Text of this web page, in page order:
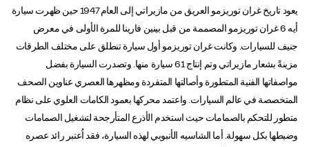
يعود تاريخ غران توريزمو العريق من مازيراتي إلى العام 1947 حين ظهرت سيارة
أيه 6 غران توريزمو المصممة من قبل بينين فارينا للمرة الأولى في معرض
جنيف للسيارات. وكانت غران توريزمو أول سيارة تنطلق على مختلف الطرقات
مزينةً بشعار مازيراتي وتم إنتاج 61 سيارة منها. وتصدرت السيارة بفضل
مواصفاتها الفنية المتطورة وأصالتها المتفردة ومظهرها العصري عناوين الصحف
المتخصصة في عالم السيارات. واعتمد محركها بعمود الكامات العلوي على نظام
متطور للتحكم بالصمامات حيث استخدم الأذرع المتأرجحة لتشغيل الصمامات
وضبطها بكل سهولة. أما الشاسيه الأنبوبي لهذه السيارة، فقد اُعتبر رائد عصره